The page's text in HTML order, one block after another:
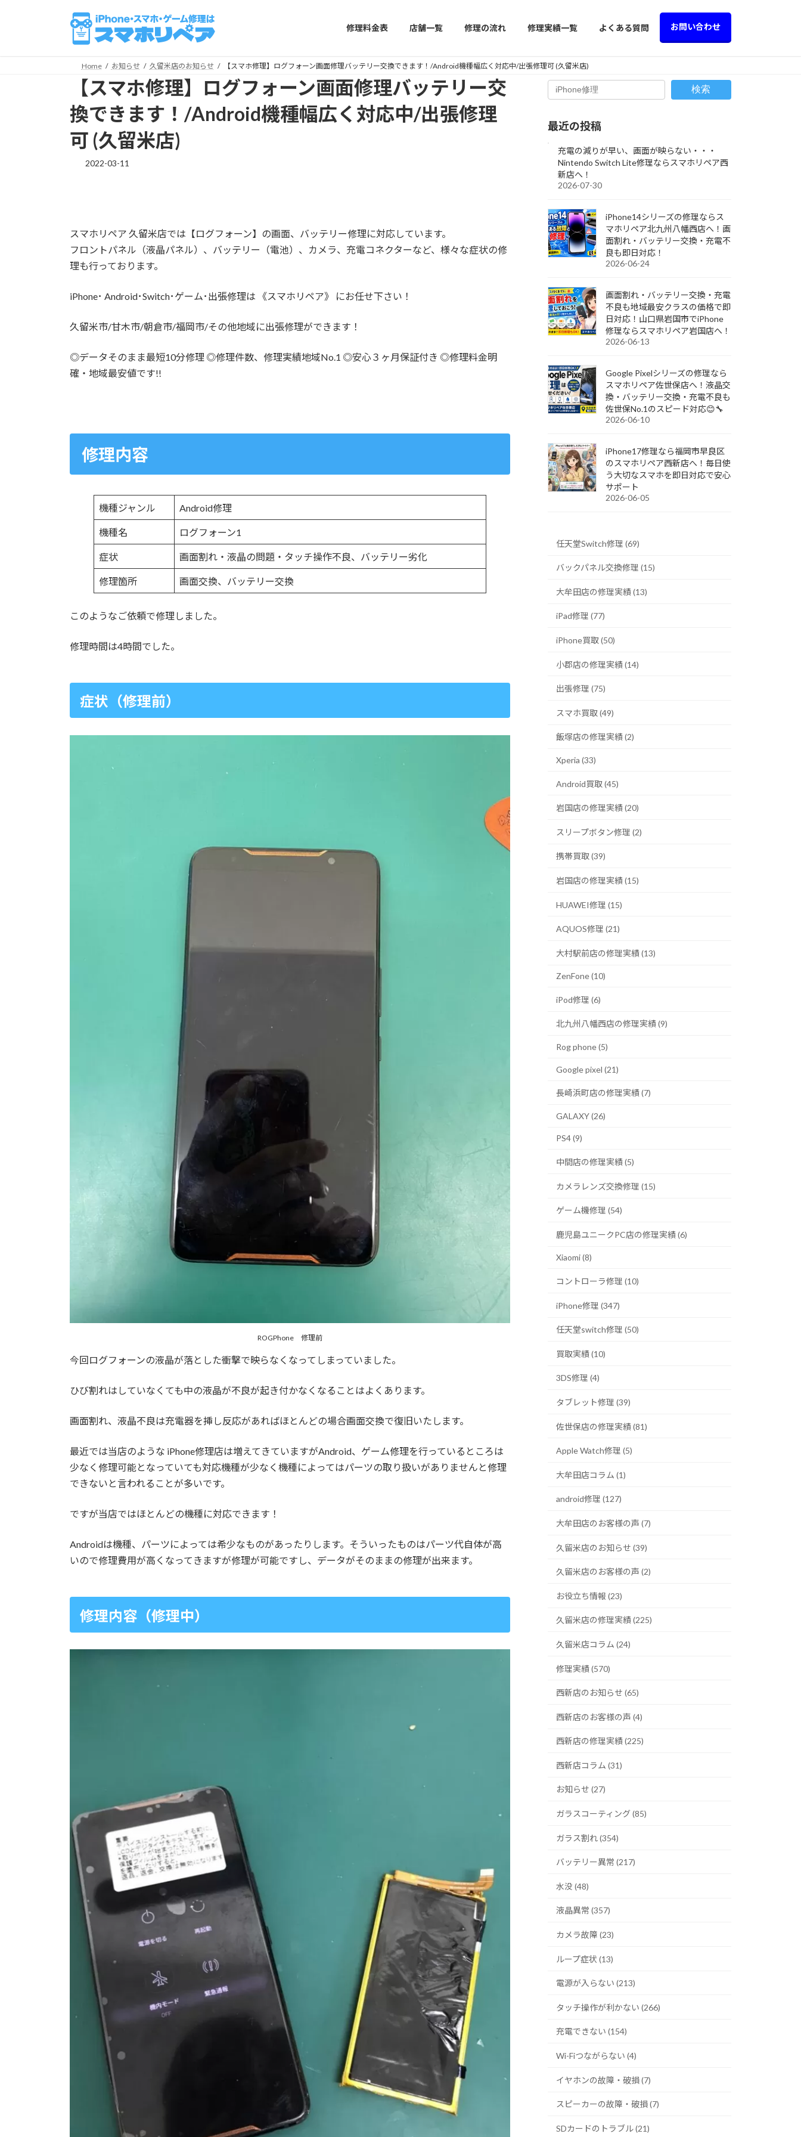
修理料金表 店舗一覧 修理の流れ 修理実績一覧 よくある質問 お問い合わせ
Home お知らせ 久留米店のお知らせ 【スマホ修理】ログフォーン画面修理バッテリー交換できます！/Android機種幅広く対応中/出張修理可 (久留米店)
【スマホ修理】ログフォーン画面修理バッテリー交
換できます！/Android機種幅広く対応中/出張修理
可 (久留米店)
2022-03-11
スマホリペア 久留米店では【ログフォーン】の画面、バッテリー修理に対応しています。
フロントパネル（液晶パネル）、バッテリー（電池）、カメラ、充電コネクターなど、様々な症状の修
理も行っております。
iPhone･ Android･Switch･ゲーム･出張修理は 《スマホリペア》 にお任せ下さい！
久留米市/甘木市/朝倉市/福岡市/その他地域に出張修理ができます！
◎データそのまま最短10分修理 ◎修理件数、修理実績地域No.1 ◎安心３ヶ月保証付き ◎修理料金明
確・地域最安値です!!
修理内容
機種ジャンル Android修理
機種名 ログフォーン1
症状 画面割れ・液晶の問題・タッチ操作不良、バッテリー劣化
修理箇所 画面交換、バッテリー交換
このようなご依頼で修理しました。
修理時間は4時間でした。
症状（修理前）
ROGPhone 修理前
今回ログフォーンの液晶が落とした衝撃で映らなくなってしまっていました。
ひび割れはしていなくても中の液晶が不良が起き付かなくなることはよくあります。
画面割れ、液晶不良は充電器を挿し反応があればほとんどの場合画面交換で復旧いたします。
最近では当店のような iPhone修理店は増えてきていますがAndroid、ゲーム修理を行っているところは
少なく修理可能となっていても対応機種が少なく機種によってはパーツの取り扱いがありませんと修理
できないと言われることが多いです。
ですが当店ではほとんどの機種に対応できます！
Androidは機種、パーツによっては希少なものがあったりします。そういったものはパーツ代自体が高
いので修理費用が高くなってきますが修理が可能ですし、データがそのままの修理が出来ます。
修理内容（修理中）
検索
最近の投稿
充電の減りが早い、画面が映らない・・・
Nintendo Switch Lite修理ならスマホリペア西
新店へ！
2026-07-30
iPhone14シリーズの修理ならス
マホリペア北九州八幡西店へ！画
面割れ・バッテリー交換・充電不
良も即日対応！
2026-06-24
画面割れ・バッテリー交換・充電
不良も地域最安クラスの価格で即
日対応！山口県岩国市でiPhone
修理ならスマホリペア岩国店へ！
2026-06-13
Google Pixelシリーズの修理なら
スマホリペア佐世保店へ！液晶交
換・バッテリー交換・充電不良も
佐世保No.1のスピード対応😊🔧
2026-06-10
iPhone17修理なら福岡市早良区
のスマホリペア西新店へ！毎日使
う大切なスマホを即日対応で安心
サポート
2026-06-05
任天堂Switch修理 (69)
バックパネル交換修理 (15)
大牟田店の修理実績 (13)
iPad修理 (77)
iPhone買取 (50)
小郡店の修理実績 (14)
出張修理 (75)
スマホ買取 (49)
飯塚店の修理実績 (2)
Xperia (33)
Android買取 (45)
岩国店の修理実績 (20)
スリープボタン修理 (2)
携帯買取 (39)
岩国店の修理実績 (15)
HUAWEI修理 (15)
AQUOS修理 (21)
大村駅前店の修理実績 (13)
ZenFone (10)
iPod修理 (6)
北九州八幡西店の修理実績 (9)
Rog phone (5)
Google pixel (21)
長崎浜町店の修理実績 (7)
GALAXY (26)
PS4 (9)
中間店の修理実績 (5)
カメラレンズ交換修理 (15)
ゲーム機修理 (54)
鹿児島ユニークPC店の修理実績 (6)
Xiaomi (8)
コントローラ修理 (10)
iPhone修理 (347)
任天堂switch修理 (50)
買取実績 (10)
3DS修理 (4)
タブレット修理 (39)
佐世保店の修理実績 (81)
Apple Watch修理 (5)
大牟田店コラム (1)
android修理 (127)
大牟田店のお客様の声 (7)
久留米店のお知らせ (39)
久留米店のお客様の声 (2)
お役立ち情報 (23)
久留米店の修理実績 (225)
久留米店コラム (24)
修理実績 (570)
西新店のお知らせ (65)
西新店のお客様の声 (4)
西新店の修理実績 (225)
西新店コラム (31)
お知らせ (27)
ガラスコーティング (85)
ガラス割れ (354)
バッテリー異常 (217)
水没 (48)
液晶異常 (357)
カメラ故障 (23)
ループ症状 (13)
電源が入らない (213)
タッチ操作が利かない (266)
充電できない (154)
Wi-Fiつながらない (4)
イヤホンの故障・破損 (7)
スピーカーの故障・破損 (7)
SDカードのトラブル (21)